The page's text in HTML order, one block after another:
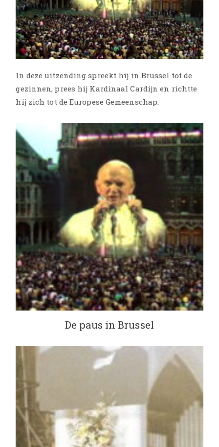
In deze uitzending spreekt hij in Brussel tot de
gezinnen, prees hij Kardinaal Cardijn en richtte
hij zich tot de Europese Gemeenschap.
De paus in Brussel